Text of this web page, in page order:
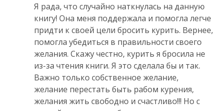
Я рада, что случайно наткнулась на данную
книгу! Она меня поддержала и помогла легче
придти к своей цели бросить курить. Вернее,
помогла убедиться в правильности своего
желания. Скажу честно, курить я бросила не
из-за чтения книги. Я это сделала бы и так.
Важно только собственное желание,
желание перестать быть рабом курения,
желания жить свободно и счастливо!!! Но с